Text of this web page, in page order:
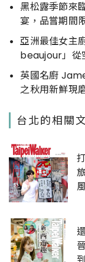
黑松露季節來
宴，品嘗期間
亞洲最佳女主
beaujour」從
天花板​
英國名廚
之秋用新鮮現
台北的相關